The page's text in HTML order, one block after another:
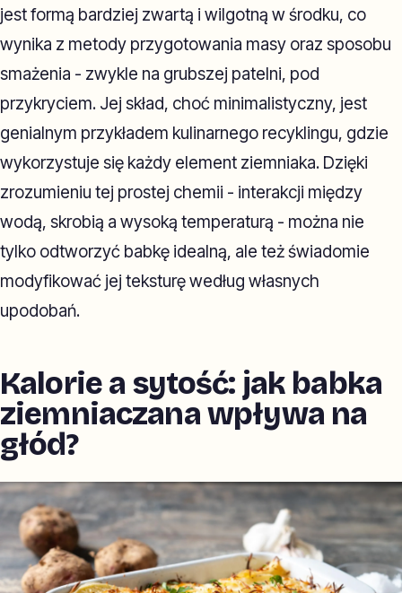
jest formą bardziej zwartą i wilgotną w środku, co
wynika z metody przygotowania masy oraz sposobu
smażenia - zwykle na grubszej patelni, pod
przykryciem. Jej skład, choć minimalistyczny, jest
genialnym przykładem kulinarnego recyklingu, gdzie
wykorzystuje się każdy element ziemniaka. Dzięki
zrozumieniu tej prostej chemii - interakcji między
wodą, skrobią a wysoką temperaturą - można nie
tylko odtworzyć babkę idealną, ale też świadomie
modyfikować jej teksturę według własnych
upodobań.
Kalorie a sytość: jak babka
ziemniaczana wpływa na
głód?